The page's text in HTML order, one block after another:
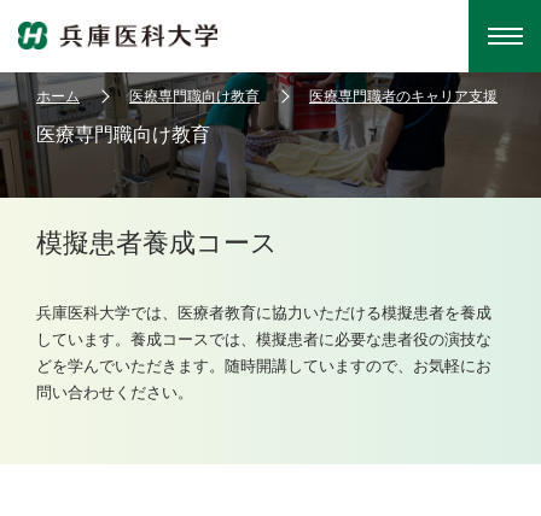
ホーム 医療専門職向け教育 医療専門職者のキャリア支援
医療専門職向け教育
模擬患者養成コース
兵庫医科大学では、医療者教育に協力いただける模擬患者を養成
しています。養成コースでは、模擬患者に必要な患者役の演技な
どを学んでいただきます。随時開講していますので、お気軽にお
問い合わせください。